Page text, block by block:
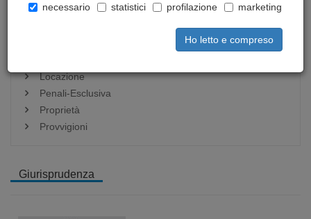
Contratti
Locazione
Penali-Esclusiva
Proprietà
Provvigioni
Giurisprudenza
necessario
statistici profilazione marketing
Ho letto e compreso